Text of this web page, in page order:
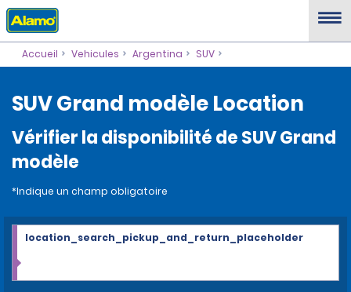
Accueil Vehicules Argentina SUV
SUV Grand modèle Location
Vérifier la disponibilité de SUV Grand
modèle
*Indique un champ obligatoire
location_search_pickup_and_return_placeholder